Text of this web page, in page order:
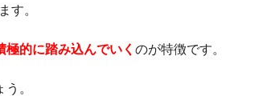
す。
的に踏み込んでいく のが特徴です。
。